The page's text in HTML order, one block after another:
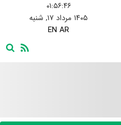
۰۱:۵۶:۴۷
۱۴۰۵ مرداد ۱۷, شنبه
EN AR